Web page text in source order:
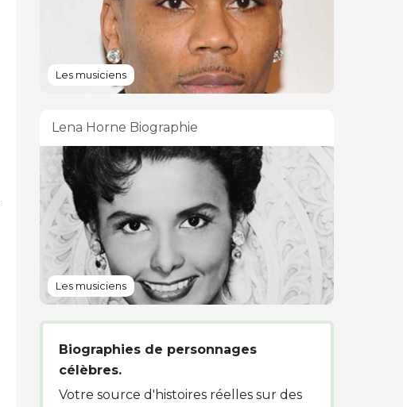
Les musiciens
Lena Horne Biographie
Les musiciens
Biographies de personnages
célèbres.
Votre source d'histoires réelles sur des